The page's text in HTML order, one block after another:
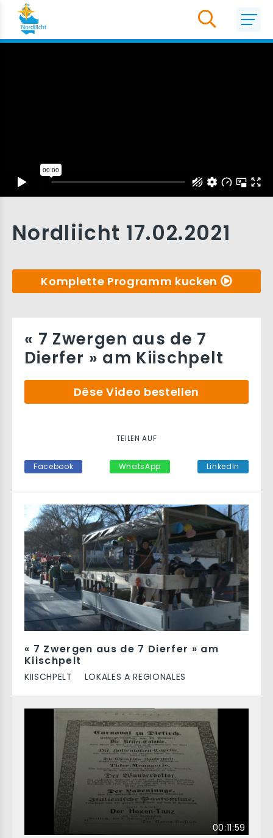
Nordliicht 17.02.2021
Komplette Programm kucken
« 7 Zwergen aus de 7 Dierfer » am
Kiischpelt
KIISCHPELT LOKALES A REGIONALES
00:11:59
« 7 Zwergen aus de 7
Dierfer » am Kiischpelt
Dëse Video bestellen
TEILEN AUF
Facebook WhatsApp LinkedIn